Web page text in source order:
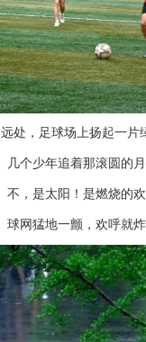
远处，足球场上扬起一片
几个少年追着那滚圆的
不，是太阳！是燃烧的欢
球网猛地一颤，欢呼就